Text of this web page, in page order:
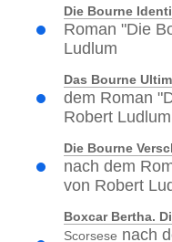
Die Bourne
Roman "Die
Ludlum
Das Bourne
dem Roman
Robert Ludlum
Die Bourne
nach dem
von Robert
Boxcar Bertha.
Scorsese nach